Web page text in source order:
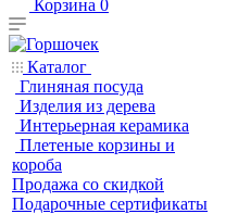
Корзина 0
Каталог
Глиняная посуда
Изделия из дерева
Интерьерная керамика
Плетеные корзины и
короба
Продажа со скидкой
Подарочные сертификаты